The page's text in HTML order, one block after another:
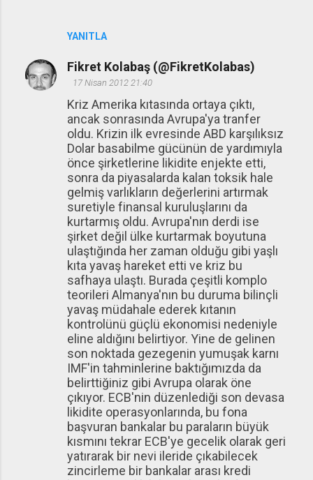
YANITLA
Fikret Kolabaş (@FikretKolabas)
17 Nisan 2012 21:40
Kriz Amerika kıtasında ortaya çıktı,
ancak sonrasında Avrupa'ya tranfer
oldu. Krizin ilk evresinde ABD karşılıksız
Dolar basabilme gücünün de yardımıyla
önce şirketlerine likidite enjekte etti,
sonra da piyasalarda kalan toksik hale
gelmiş varlıkların değerlerini artırmak
suretiyle finansal kuruluşlarını da
kurtarmış oldu. Avrupa'nın derdi ise
şirket değil ülke kurtarmak boyutuna
ulaştığında her zaman olduğu gibi yaşlı
kıta yavaş hareket etti ve kriz bu
safhaya ulaştı. Burada çeşitli komplo
teorileri Almanya'nın bu duruma bilinçli
yavaş müdahale ederek kıtanın
kontrolünü güçlü ekonomisi nedeniyle
eline aldığını belirtiyor. Yine de gelinen
son noktada gezegenin yumuşak karnı
IMF'in tahminlerine baktığımızda da
belirttiğiniz gibi Avrupa olarak öne
çıkıyor. ECB'nin düzenlediği son devasa
likidite operasyonlarında, bu fona
başvuran bankalar bu paraların büyük
kısmını tekrar ECB'ye gecelik olarak geri
yatırarak bir nevi ileride çıkabilecek
zincirleme bir bankalar arası kredi